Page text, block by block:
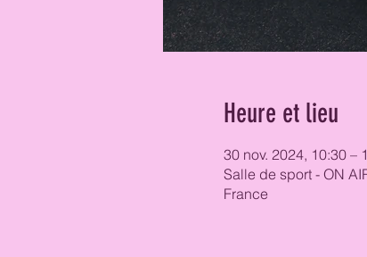
Heure et lieu
30 nov. 2024, 10:30 –
Salle de sport - ON
France